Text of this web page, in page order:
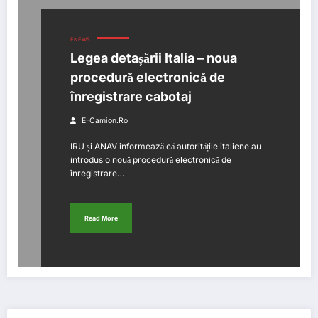
ENEWS
Legea detașării Italia – noua
procedură electronică de
înregistrare cabotaj
E-Camion.ro
IRU și ANAV informează că autoritățile italiene au
introdus o nouă procedură electronică de
înregistrare…
Read More